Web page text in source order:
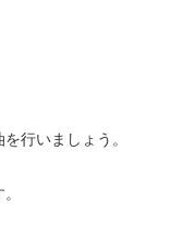
行いましょう。